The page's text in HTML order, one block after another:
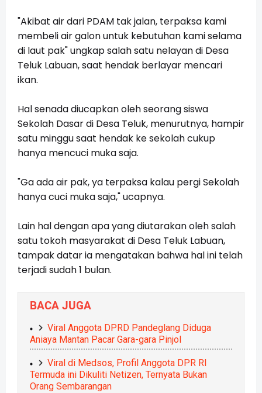
"Akibat air dari PDAM tak jalan, terpaksa kami
membeli air galon untuk kebutuhan kami selama
di laut pak" ungkap salah satu nelayan di Desa
Teluk Labuan, saat hendak berlayar mencari
ikan.
Hal senada diucapkan oleh seorang siswa
Sekolah Dasar di Desa Teluk, menurutnya, hampir
satu minggu saat hendak ke sekolah cukup
hanya mencuci muka saja.
"Ga ada air pak, ya terpaksa kalau pergi Sekolah
hanya cuci muka saja," ucapnya.
Lain hal dengan apa yang diutarakan oleh salah
satu tokoh masyarakat di Desa Teluk Labuan,
tampak datar ia mengatakan bahwa hal ini telah
terjadi sudah 1 bulan.
BACA JUGA
Viral Anggota DPRD Pandeglang Diduga
Aniaya Mantan Pacar Gara-gara Pinjol
Viral di Medsos, Profil Anggota DPR RI
Termuda ini Dikuliti Netizen, Ternyata Bukan
Orang Sembarangan